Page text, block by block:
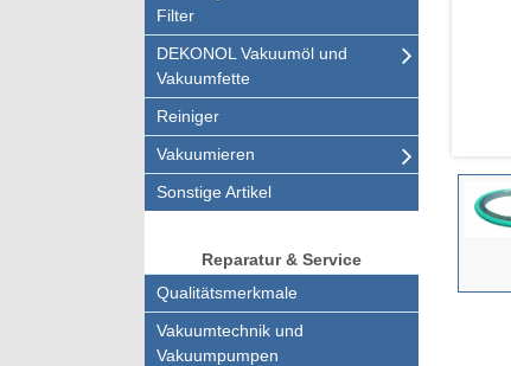
Filter
DEKONOL Vakuumöl und
Vakuumfette
Reiniger
Vakuumieren
Sonstige Artikel
Reparatur & Service
Qualitätsmerkmale
Vakuumtechnik und
Vakuumpumpen